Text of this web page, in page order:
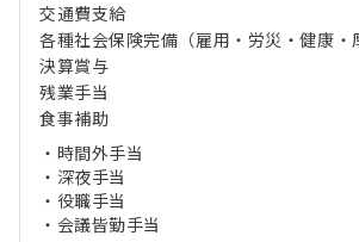
交通費支給
各種社会保険完備（雇用・労災・健康・
決算賞与
残業手当
食事補助
・時間外手当
・深夜手当
・役職手当
・会議皆勤手当